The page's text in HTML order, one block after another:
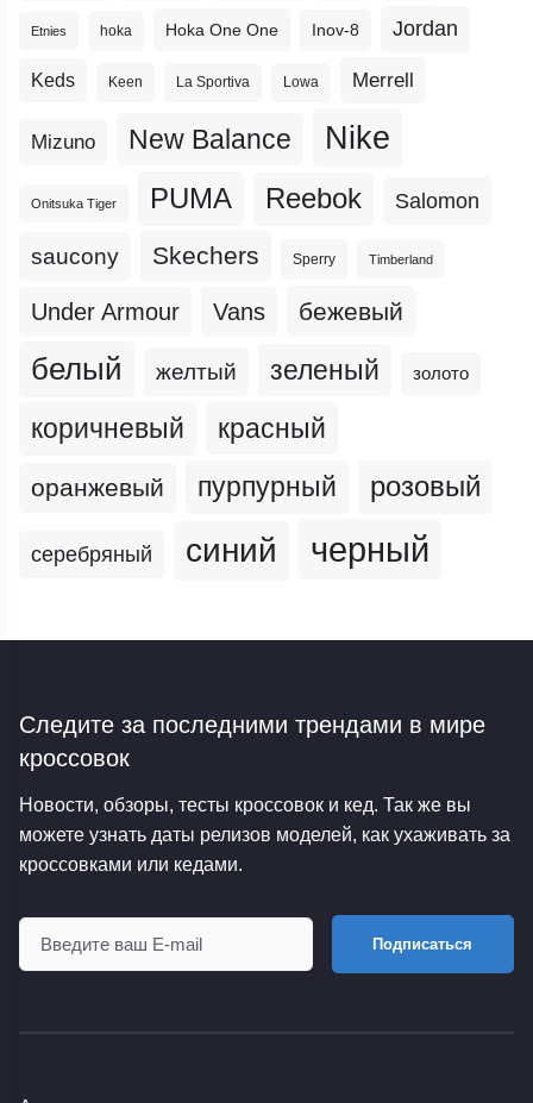
Etnies hoka Hoka One One Inov-8 Jordan
Keds Keen La Sportiva Lowa Merrell
Mizuno New Balance Nike
Onitsuka Tiger PUMA Reebok Salomon
saucony Skechers Sperry Timberland
Under Armour Vans бежевый
белый желтый зеленый золото
коричневый красный
оранжевый пурпурный розовый
серебряный синий черный
Следите за последними трендами в мире
кроссовок
Новости, обзоры, тесты кроссовок и кед. Так же вы
можете узнать даты релизов моделей, как ухаживать за
кроссовками или кедами.
Подписаться